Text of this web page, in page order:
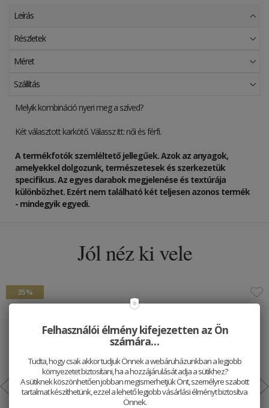
Leírás
Részletek
Méret
Szállítás
Melyik kombináció nyeri meg a szíved?
Két választott karkötő. Válassz itt: női és férfi.
A termékfotók szemléltető jellegűek. Azok az anyagok,
amelyekkel dolgozunk, természetesek és szerkezetük
specifikus. Az egyes darabok megjelenése és textúrája
különbözhet. Ezért nem található két teljesen azonos termék
- mindegyik egyedi.
Jól néz ki vele
35 %
Felhasználói élmény kifejezetten az Ön
számára…
Tudta, hogy csak akkor tudjuk Önnek a webáruházunkban a legjobb
környezetet biztosítani, ha a hozzájárulását adja a sütikhez?
A sütiknek köszönhetően jobban megismerhetjük Önt, személyre szabott
tartalmat készíthetünk, ezzel a lehető legjobb vásárlási élményt biztosítva
Önnek.